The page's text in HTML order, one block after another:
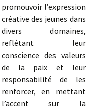
promouvoir l’expression
créative des jeunes dans
divers domaines,
reflétant leur
conscience des valeurs
de la paix et leur
responsabilité de les
renforcer, en mettant
l’accent sur la